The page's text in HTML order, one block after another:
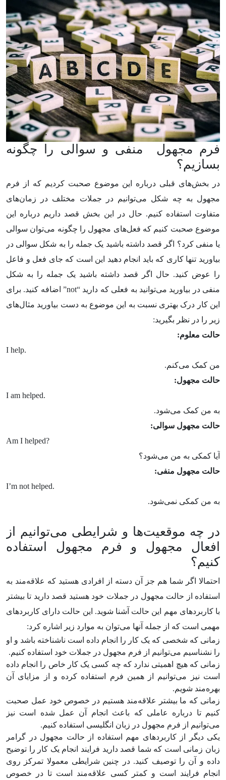
فرم مجهول منفی و سوالی را چگونه
بسازیم؟
در بخش‌های قبلی درباره این موضوع صحبت کردیم که از فرم
مجهول به چه شکل می‌توانیم در جملات مختلف در زمان‌های
متفاوت استفاده کنیم. حال در این بخش قصد داریم درباره این
موضوع صحبت کنیم که فعل‌های مجهول را چگونه می‌توان سوالی
یا منفی کرد؟ اگر قصد داشته باشید یک جمله را به شکل سوالی در
بیاورید تنها کاری که باید انجام دهید این است که جای فعل و فاعل
را عوض کنید. حال اگر قصد داشته باشید یک جمله را به شکل
منفی در بیاورید می‌توانید به فعلی که دارید “not” اضافه کنید. برای
این کار درک بهتری نسبت به این موضوع به دست بیاورید مثال‌های
زیر را در نظر بگیرید:
حالت معلوم:
I help.
من کمک می‌کنم.
حالت مجهول:
I am helped.
به من کمک می‌شود.
حالت مجهول سوالی:
Am I helped?
آیا کمکی به من می‌شود؟
حالت مجهول منفی:
I’m not helped.
به من کمکی نمی‌شود.
در چه موقعیت‌ها و شرایطی می‌توانیم از
افعال مجهول و فرم مجهول استفاده
کنیم؟
احتمالا اگر شما هم جز آن دسته از افرادی هستید که علاقه‌مند به
استفاده از حالت مجهول در جملات خود هستید قصد دارید تا بیشتر
با کاربردهای مهم این حالت آشنا شوید. این حالت دارای کاربردهای
مهمی است که از جمله آنها می‌توان به موارد زیر اشاره کرد:
زمانی که شخصی که یک کار را انجام داده است ناشناخته باشد و او
را نشناسیم می‌توانیم از فرم مجهول در جملات خود استفاده کنیم.
زمانی که هیچ اهمیتی ندارد که چه کسی یک کار خاص را انجام داده
است نیز می‌توانیم از همین فرم استفاده کرده و از مزایای آن
بهره‌مند شویم.
زمانی که ما بیشتر علاقه‌مند هستیم در خصوص خود عمل صحبت
کنیم تا درباره عاملی که باعث انجام آن عمل شده است نیز
می‌توانیم از فرم مجهول در زبان انگلیسی استفاده کنیم.
یکی دیگر از کاربردهای مهم استفاده از حالت مجهول در گرامر
زبان زمانی است که شما قصد دارید فرایند انجام یک کار را توضیح
داده و آن را توصیف کنید. در چنین شرایطی معمولا تمرکز روی
انجام فرایند است و کمتر کسی علاقه‌مند است تا در خصوص